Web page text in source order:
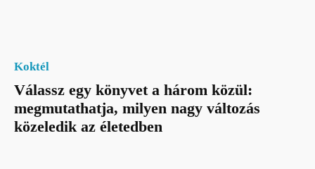
Koktél
Válassz egy könyvet a három közül:
megmutathatja, milyen nagy változás
közeledik az életedben